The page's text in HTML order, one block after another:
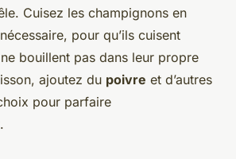
Cuisez les champignons en
pour qu’ils cuisent
bouillent pas dans leur propre
ajoutez du poivre et d’autres
pour parfaire